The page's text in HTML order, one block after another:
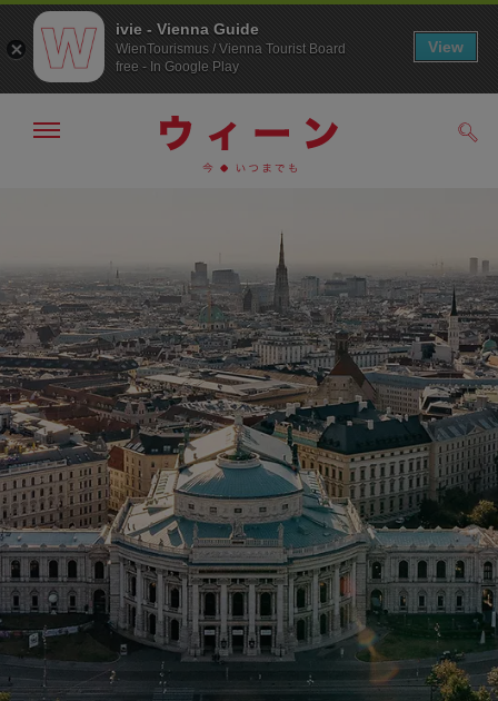
へ
ジ
の
ト
ッ
プ
へ
メ
非
表
示
ivie - Vienna Guide
WienTourismus / Vienna Tourist Board
free - In Google Play
View